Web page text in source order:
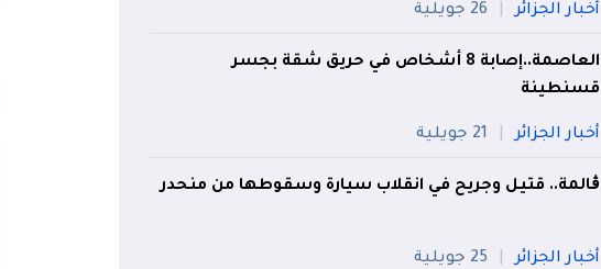
أخبار الجزائر 26 جويلية
العاصمة..إصابة 8 أشخاص في حريق شقة بجسر
قسنطينة
أخبار الجزائر 21 جويلية
ڨالمة.. قتيل وجريح في انقلاب سيارة وسقوطها من منحدر
أخبار الجزائر 25 جويلية